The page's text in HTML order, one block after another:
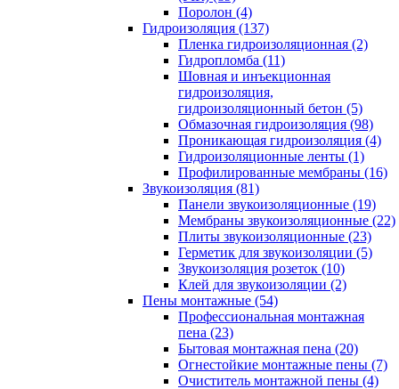
Поролон (4)
Гидроизоляция (137)
Пленка гидроизоляционная (2)
Гидропломба (11)
Шовная и инъекционная
гидроизоляция,
гидроизоляционный бетон (5)
Обмазочная гидроизоляция (98)
Проникающая гидроизоляция (4)
Гидроизоляционные ленты (1)
Профилированные мембраны (16)
Звукоизоляция (81)
Панели звукоизоляционные (19)
Мембраны звукоизоляционные (22)
Плиты звукоизоляционные (23)
Герметик для звукоизоляции (5)
Звукоизоляция розеток (10)
Клей для звукоизоляции (2)
Пены монтажные (54)
Профессиональная монтажная
пена (23)
Бытовая монтажная пена (20)
Огнестойкие монтажные пены (7)
Очиститель монтажной пены (4)